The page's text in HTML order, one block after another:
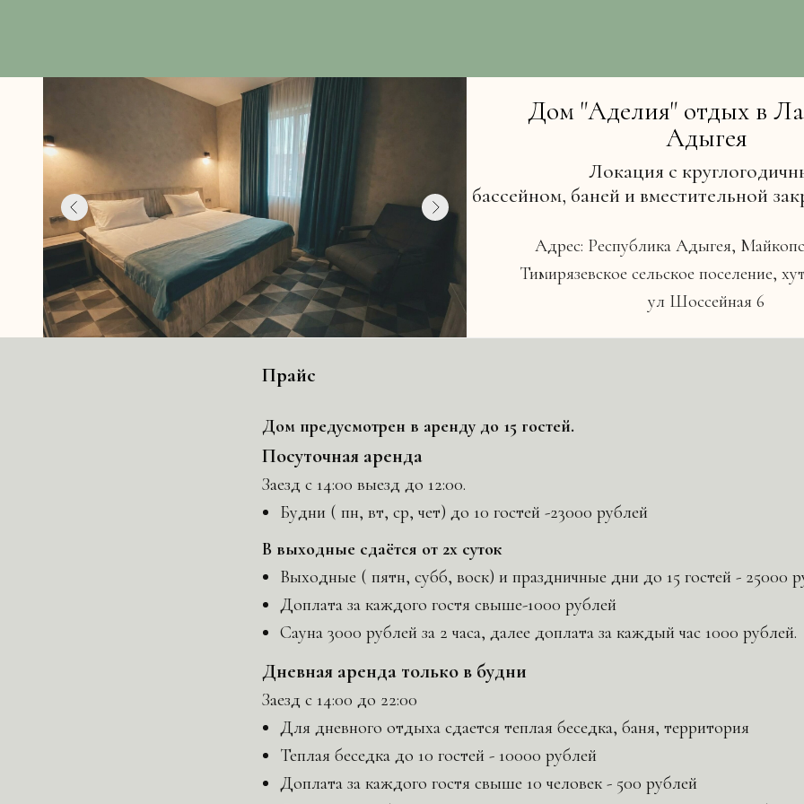
Дом "Аделия" отдых в
Адыгея
Адрес: Республика Адыгея,
Тимирязевское сельское поселение,
ул Шоссейная 6
Локация с
бассейном, баней и вместительной
Прайс
Дом предусмотрен в аренду до 15 гостей.
Посуточная аренда
Заезд с 14:00 выезд до 12:00.
Будни ( пн, вт, ср, чет) до 10 гостей -23000 рублей
В выходные сдаётся от 2х суток
Выходные ( пятн, субб, воск) и праздничные дни до 15 гостей - 25000
Доплата за каждого гостя свыше-1000 рублей
Сауна 3000 рублей за 2 часа, далее доплата за каждый час 1000 рублей.
Дневная аренда только в будни
Заезд с 14:00 до 22:00
Для дневного отдыха сдается теплая беседка, баня, территория
Теплая беседка до 10 гостей - 10000 рублей
Доплата за каждого гостя свыше 10 человек - 500 рублей